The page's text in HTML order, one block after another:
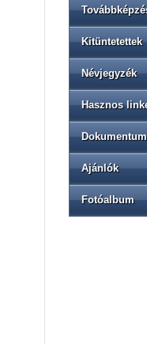
Kitüntetettek
Névjegyzék
Hasznos
Ajánlók
Fotóalbum